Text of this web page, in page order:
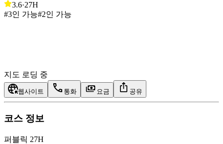
3.6·27H
#3인 가능#2인 가능
지도 로딩 중
웹사이트 통화 요금 공유
코스 정보
퍼블릭 27H